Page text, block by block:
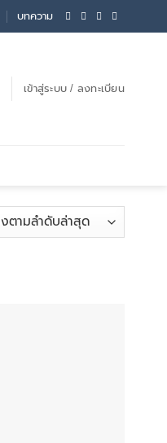
บทความ
เข้าสู่ระบบ / ลงทะเบียน